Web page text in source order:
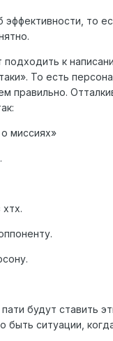
то
подходить к
То есть
правильно.
миссиях»
будут ставить
ситуации,